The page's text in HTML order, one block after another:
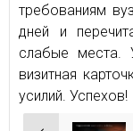
требованиям
дней и
слабые места.
визитная
усилий. Успехов!